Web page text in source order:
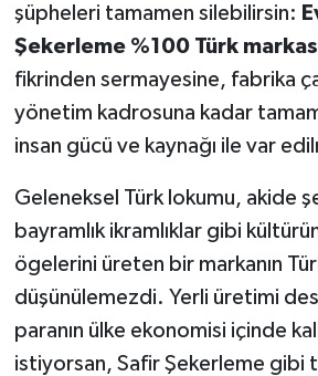
şüpheleri tamamen silebilirsin:
Şekerleme %100 Türk
fikrinden sermayesine, fabrika
yönetim kadrosuna kadar
insan gücü ve kaynağı ile var
Geleneksel Türk lokumu, akide
bayramlık ikramlıklar gibi
ögelerini üreten bir markanın
düşünülemezdi. Yerli üretimi
paranın ülke ekonomisi içinde
istiyorsan, Safir Şekerleme gibi